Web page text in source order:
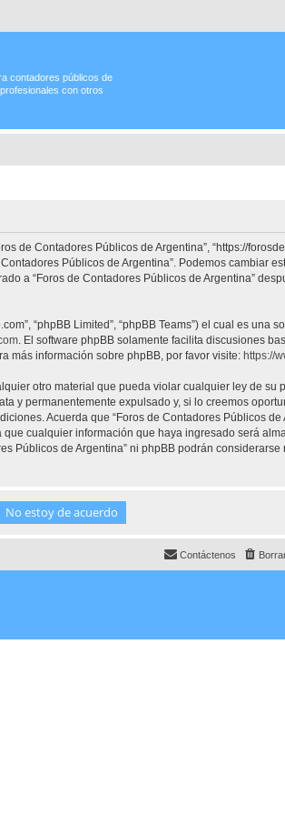
contadores públicos de
con otros
de Contadores Públicos de Argentina”, “https://
Públicos de Argentina”. Podemos cambiar
a “Foros de Contadores Públicos de Argentina”
“phpBB Limited”, “phpBB Teams”) el cual es una
. El software phpBB solamente facilita discusiones
más información sobre phpBB, por favor visite: https://
otro material que pueda violar cualquier ley de su
y permanentemente expulsado y, si lo creemos
Acuerda que “Foros de Contadores Públicos
cualquier información que haya ingresado será
Públicos de Argentina” ni phpBB podrán
Contáctenos